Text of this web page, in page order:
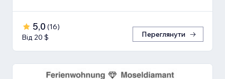
5,0 (16)
Від 20 $
Переглянути